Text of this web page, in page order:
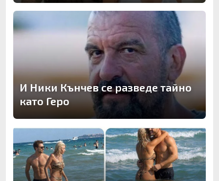
И Ники Кънчев се разведе тайно
като Геро